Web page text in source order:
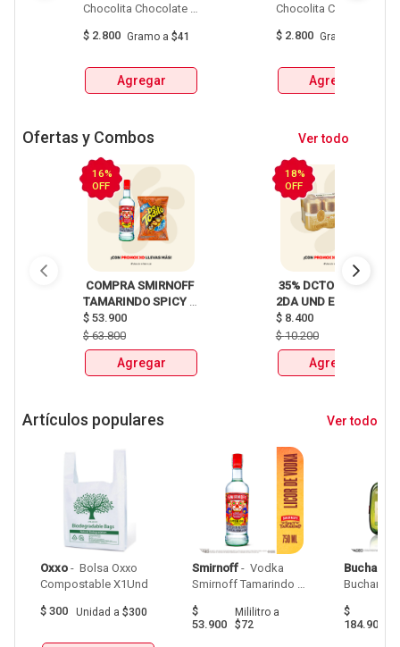
Chocolita Chocolate
$ 2.800 Gramo a $41
Agregar
Chocolita Chocolate
$ 2.800 Gramo
Agregar
Ofertas y Combos Ver todo
16%
OFF
COMPRA SMIRNOFF
TAMARINDO SPICY
X750ml Y LLEVATE
DETODITO 165GR o
150GR
$ 53.900
$63.800
Agregar
18%
OFF
35% DCTO EN LA
2DA UND EN
CERVEZA CLUB
COLOMBIA LATA
X330ml
$ 8.400
$10.200
Agregar
Artículos populares Ver todo
Oxxo - Bolsa Oxxo
$ 300 Unidad a $300
Smirnoff - Vodka
Smirnoff Tamarindo
$
53.900
Mililitroa
$72
$
184.900